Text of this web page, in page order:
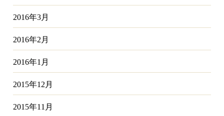
2016年3月
2016年2月
2016年1月
2015年12月
2015年11月